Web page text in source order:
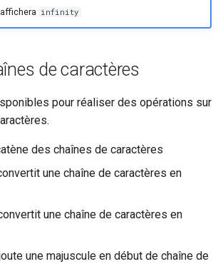
infinity
de caractères
pour réaliser des opérations sur
des chaînes de caractères
une chaîne de caractères en
une chaîne de caractères en
une majuscule en début de chaîne de